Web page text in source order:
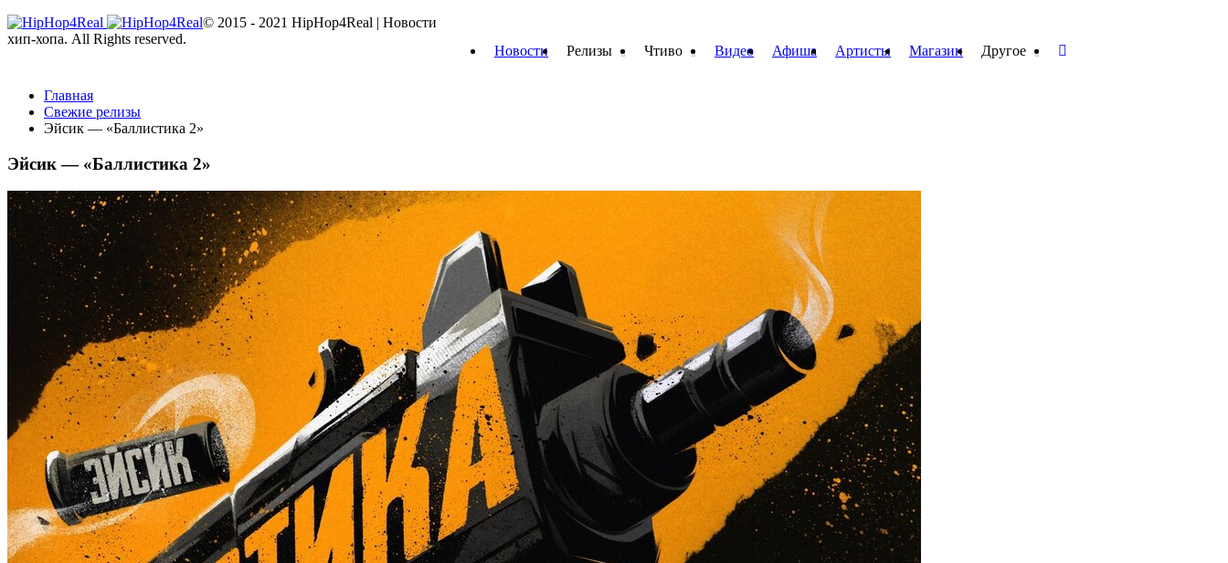
Новости Релизы Чтиво Видео Афиша Артисты Магазин Другое
Главная
Свежие релизы
Эйсик — «Баллистика 2»
Эйсик — «Баллистика 2»
© 2015 - 2021 HipHop4Real | Новости
хип-хопа. All Rights reserved.